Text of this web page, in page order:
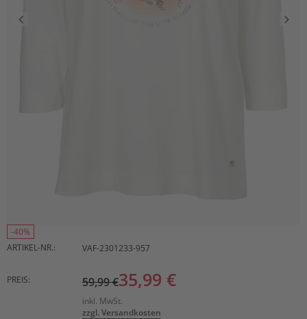
-40%
ARTIKEL-NR.:
VAF-2301233-957
PREIS: 59,99 €35,99 €
inkl. MwSt.
zzgl. Versandkosten